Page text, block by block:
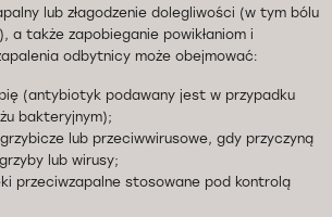
lub złagodzenie dolegliwości (w tym bólu
a także zapobieganie powikłaniom i
odbytnicy może obejmować:
(antybiotyk podawany jest w przypadku
bakteryjnym);
lub przeciwwirusowe, gdy przyczyną
lub wirusy;
przeciwzapalne stosowane pod kontrolą